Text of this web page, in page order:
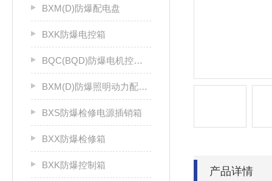
BXM(D)防爆配电盘
BXK防爆电控箱
BQC(BQD)防爆电机控制器
BXM(D)防爆照明动力配电箱
BXS防爆检修电源插销箱
BXX防爆检修箱
BXK防爆控制箱
产品详情